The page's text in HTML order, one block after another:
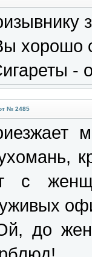
хорошо
-
№ 2485
с
до